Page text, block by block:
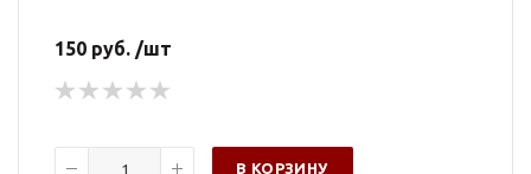
150 руб. /шт
В КОРЗИНУ